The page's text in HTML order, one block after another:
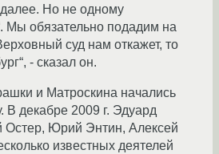
Но не одному
Мы обязательно подадим на
суд нам откажет, то
- сказал он.
и Матроскина начались
декабре 2009 г. Эдуард
Остер, Юрий Энтин, Алексей
известных деятелей